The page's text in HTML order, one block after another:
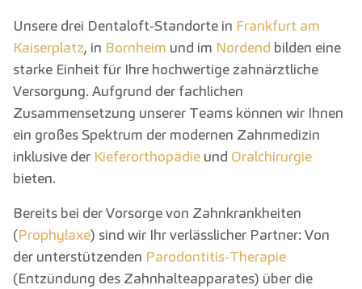
Unsere drei Dentaloft-Standorte in Frankfurt am
Kaiserplatz, in Bornheim und im Nordend bilden eine
starke Einheit für Ihre hochwertige zahnärztliche
Versorgung. Aufgrund der fachlichen
Zusammensetzung unserer Teams können wir Ihnen
ein großes Spektrum der modernen Zahnmedizin
inklusive der Kieferorthopädie und Oralchirurgie
bieten.
Bereits bei der Vorsorge von Zahnkrankheiten
(Prophylaxe) sind wir Ihr verlässlicher Partner: Von
der unterstützenden Parodontitis-Therapie
(Entzündung des Zahnhalteapparates) über die